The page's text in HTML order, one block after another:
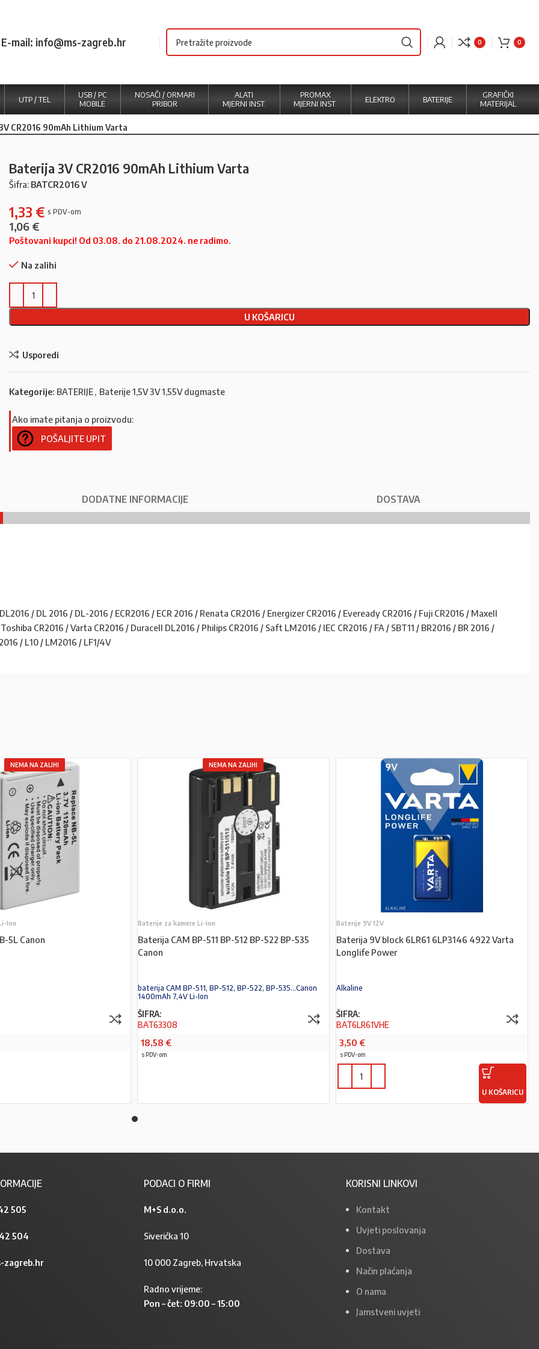
E-mail: info@ms-zagreb.hr 0 0
UTP / TEL
USB / PC
MOBILE
NOSAČI / ORMARI
PRIBOR
ALATI
MJERNI INST.
PROMAX
MJERNI INST.
ELEKTRO BATERIJE
GRAFIČKI
MATERIJAL
CR2016 90mAh Lithium Varta
Baterija 3V CR2016 90mAh Lithium Varta
Šifra: BATCR2016 V
1,33 €
1,06 €
Poštovani kupci! Od 03.08. do 21.08.2024. ne radimo.
Na zalihi
U KOŠARICU
Usporedi
Kategorije: BATERIJE, Baterije 1,5V 3V 1,55V dugmaste
Ako imate pitanja o proizvodu:
POŠALJITE UPIT
DODATNE INFORMACIJE DOSTAVA
/ DL 2016 / DL-2016 / ECR2016 / ECR 2016 / Renata CR2016 / Energizer CR2016 / Eveready CR2016 / Fuji CR2016 / Maxell
CR2016 / Varta CR2016 / Duracell DL2016 / Philips CR2016 / Saft LM2016 / IEC CR2016 / FA / SBT11 / BR2016 / BR 2016 /
/ L10 / LM2016 / LF1/4V
NEMA NA ZALIHI
Ion
5L Canon
NEMA NA ZALIHI
Baterije za kamere Li-Ion
Baterija CAM BP-511 BP-512 BP-522 BP-535
Canon
baterija CAM BP-511, BP-512, BP-522, BP-535...Canon
1400mAh 7,4V Li-Ion
ŠIFRA:
BAT63308
18,58 €
s PDV-om
Baterije 9V 12V
Baterija 9V block 6LR61 6LP3146 4922 Varta
Longlife Power
Alkaline
ŠIFRA:
BAT6LR61VHE
3,50 €
s PDV-om
U KOŠARICU
505
504
zagreb.hr
PODACI O FIRMI
M+S d.o.o.
Siverićka 10
10 000 Zagreb, Hrvatska
Radno vrijeme:
Pon – čet: 09:00 – 15:00
KORISNI LINKOVI
Kontakt
Uvjeti poslovanja
Dostava
Način plaćanja
O nama
Jamstveni uvjeti